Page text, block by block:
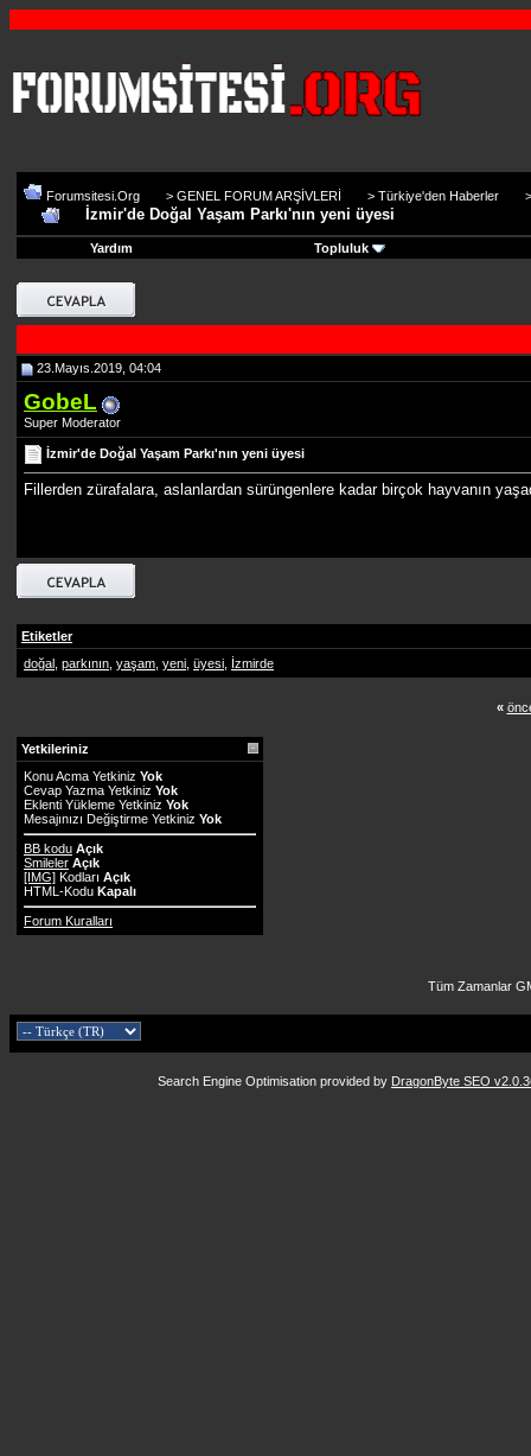
Forumsitesi.Org > GENEL FORUM ARŞİVLERİ > Türkiye'den Haberler
İzmir'de Doğal Yaşam Parkı'nın yeni üyesi
Yardım Topluluk
23.Mayıs.2019, 04:04
GobeL
Super Moderator
İzmir'de Doğal Yaşam Parkı'nın yeni üyesi
Fillerden zürafalara, aslanlardan sürüngenlere kadar birçok hayvanın
Etiketler
doğal parkının yaşam yeni üyesi İzmirde
«
Yetkileriniz
Konu Acma Yetkiniz Yok
Cevap Yazma Yetkiniz Yok
Eklenti Yükleme Yetkiniz Yok
Mesajınızı Değiştirme Yetkiniz Yok
BB kodu Açık
Smileler Açık
[IMG] Kodları Açık
HTML-Kodu Kapalı
Forum Kuralları
Tüm Zamanlar
Search Engine Optimisation provided by DragonByte SEO